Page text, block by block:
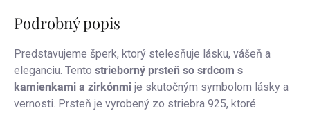
Podrobný popis
Predstavujeme šperk, ktorý stelesňuje lásku, vášeň a
eleganciu. Tento strieborný prsteň so srdcom s
kamienkami a zirkónmi je skutočným symbolom lásky a
vernosti. Prsteň je vyrobený zo striebra 925, ktoré